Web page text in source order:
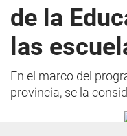
de la
las
En el marco del
provincia, se la